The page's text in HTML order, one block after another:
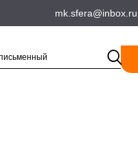
mk.sfera@inbox.ru